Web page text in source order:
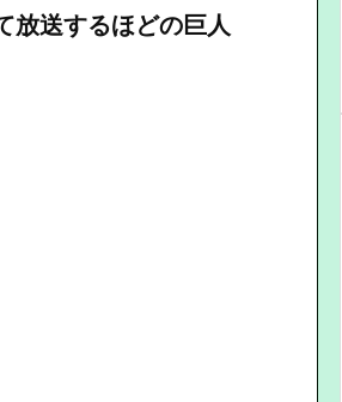
放送するほどの巨人